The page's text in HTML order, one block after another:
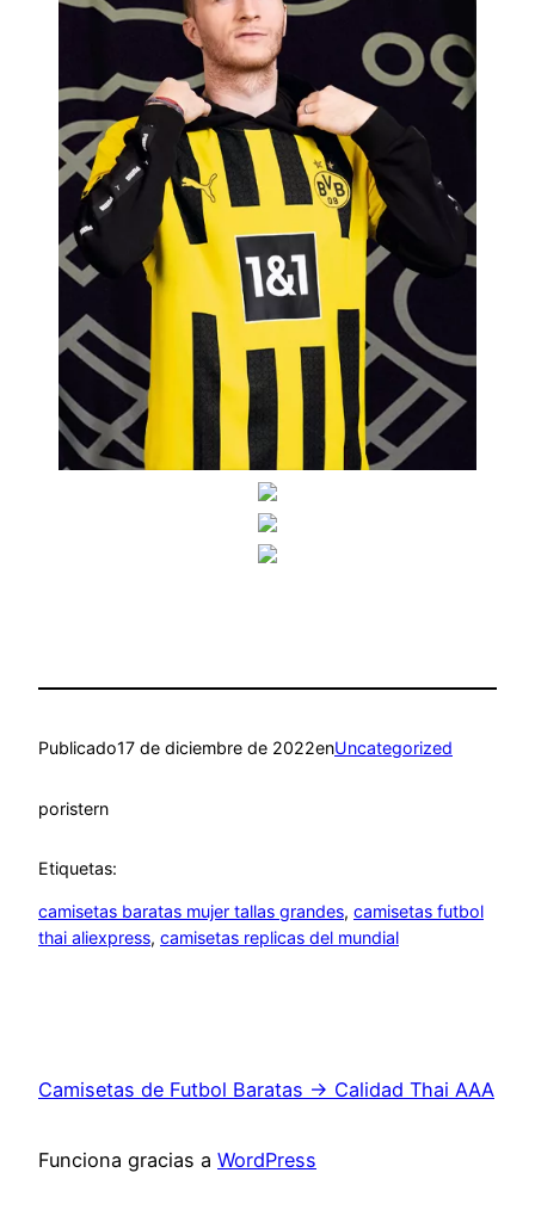
Publicado17 de diciembre de 2022enUncategorized
poristern
Etiquetas:
camisetas baratas mujer tallas grandes, camisetas futbol
thai aliexpress, camisetas replicas del mundial
Camisetas de Futbol Baratas → Calidad Thai AAA
Funciona gracias a WordPress